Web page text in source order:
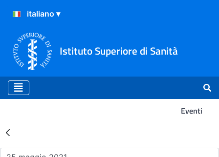
Istituto Superiore di Sanità
Eventi
Risultati della Ricerca -